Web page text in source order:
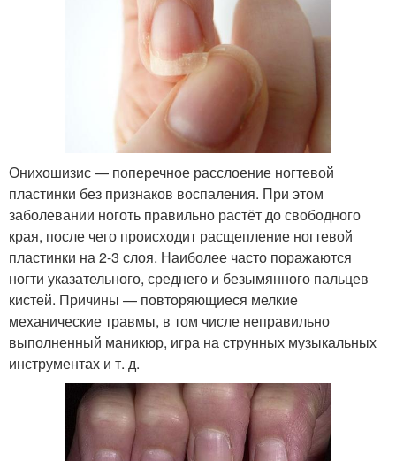
Онихошизис — поперечное расслоение ногтевой
пластинки без признаков воспаления. При этом
заболевании ноготь правильно растёт до свободного
края, после чего происходит расщепление ногтевой
пластинки на 2-3 слоя. Наиболее часто поражаются
ногти указательного, среднего и безымянного пальцев
кистей. Причины — повторяющиеся мелкие
механические травмы, в том числе неправильно
выполненный маникюр, игра на струнных музыкальных
инструментах и т. д.